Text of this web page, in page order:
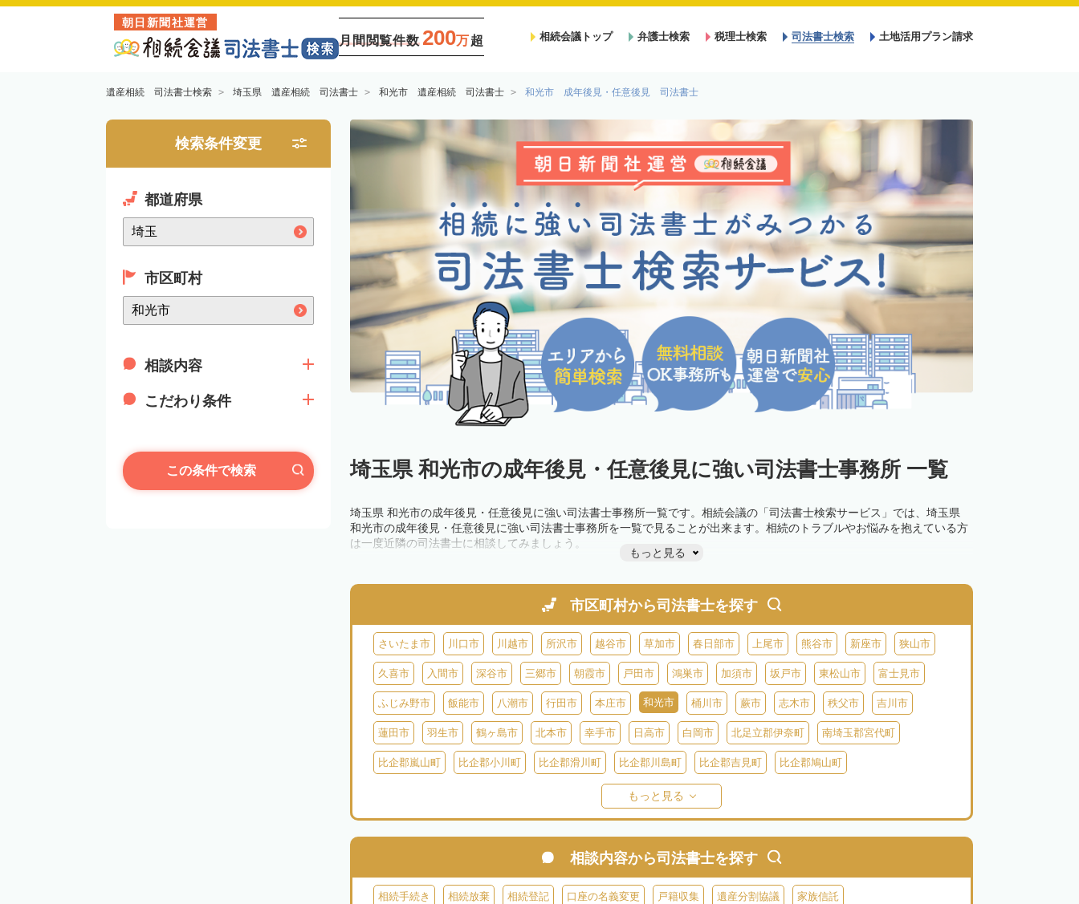
朝日新聞社運営
月間閲覧件数 200万超 相続会議トップ 弁護士検索 税理士検索 司法書士検索 土地活用プラン請求
遺産相続 司法書士検索 埼玉県 遺産相続 司法書士 和光市 遺産相続 司法書士 和光市 成年後見・任意後見 司法書士
検索条件変更
都道府県
市区町村
相談内容
こだわり条件
この条件で検索 埼玉県 和光市の成年後見・任意後見に強い司法書士事務所 一覧
埼玉県 和光市の成年後見・任意後見に強い司法書士事務所一覧です。相続会議の「司法書士検索サービス」では、埼玉県
和光市の成年後見・任意後見に強い司法書士事務所を一覧で見ることが出来ます。相続のトラブルやお悩みを抱えている方
は一度近隣の司法書士に相談してみましょう。
もっと見る
市区町村から司法書士を探す
さいたま市 川口市 川越市 所沢市 越谷市 草加市 春日部市 上尾市 熊谷市 新座市 狭山市
久喜市 入間市 深谷市 三郷市 朝霞市 戸田市 鴻巣市 加須市 坂戸市 東松山市 富士見市
ふじみ野市 飯能市 八潮市 行田市 本庄市 和光市 桶川市 蕨市 志木市 秩父市 吉川市
蓮田市 羽生市 鶴ヶ島市 北本市 幸手市 日高市 白岡市 北足立郡伊奈町 南埼玉郡宮代町
比企郡嵐山町 比企郡小川町 比企郡滑川町 比企郡川島町 比企郡吉見町 比企郡鳩山町
入間郡毛呂山町 入間郡越生町
児玉郡上里町 児玉郡神川町 児玉郡美里町 大里郡寄居町 秩父郡小鹿野町 秩父郡皆野町 秩父郡横瀬町
もっと見る
相談内容から司法書士を探す
相続手続き 相続放棄 相続登記 口座の名義変更 戸籍収集 遺産分割協議 家族信託